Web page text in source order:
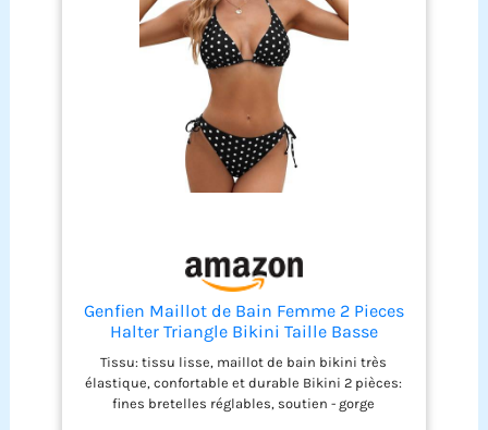
Genfien Maillot de Bain Femme 2 Pieces
Halter Triangle Bikini Taille Basse
Tissu: tissu lisse, maillot de bain bikini très
élastique, confortable et durable Bikini 2 pièces:
fines bretelles réglables, soutien - gorge